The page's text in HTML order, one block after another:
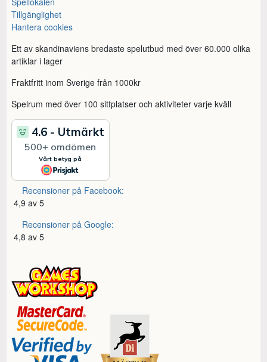
Tillgänglighet
Hantera cookies
Ett av skandinaviens bredaste spelutbud med över 60.000 olika
artiklar i lager
Fraktfritt inom Sverige från 1000kr
Spelrum med över 100 sittplatser och aktiviteter varje kväll
Recensioner på Facebook:
4,9 av 5
Recensioner på Google:
4,8 av 5